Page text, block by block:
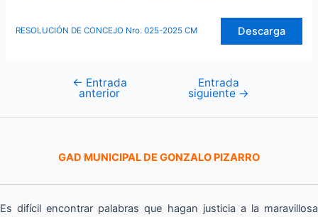
RESOLUCIÓN DE CONCEJO Nro. 025-2025 CM Descarga
Navegación
← Entrada
anterior
Entrada
siguiente →
GAD MUNICIPAL DE GONZALO PIZARRO
Es difícil encontrar palabras que hagan justicia a la maravillosa